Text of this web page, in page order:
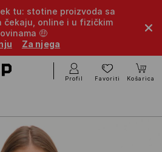
tu: stotine proizvoda sa
čekaju, online i u fizičkim
🤑
Za njega
Profil Favoriti Košarica